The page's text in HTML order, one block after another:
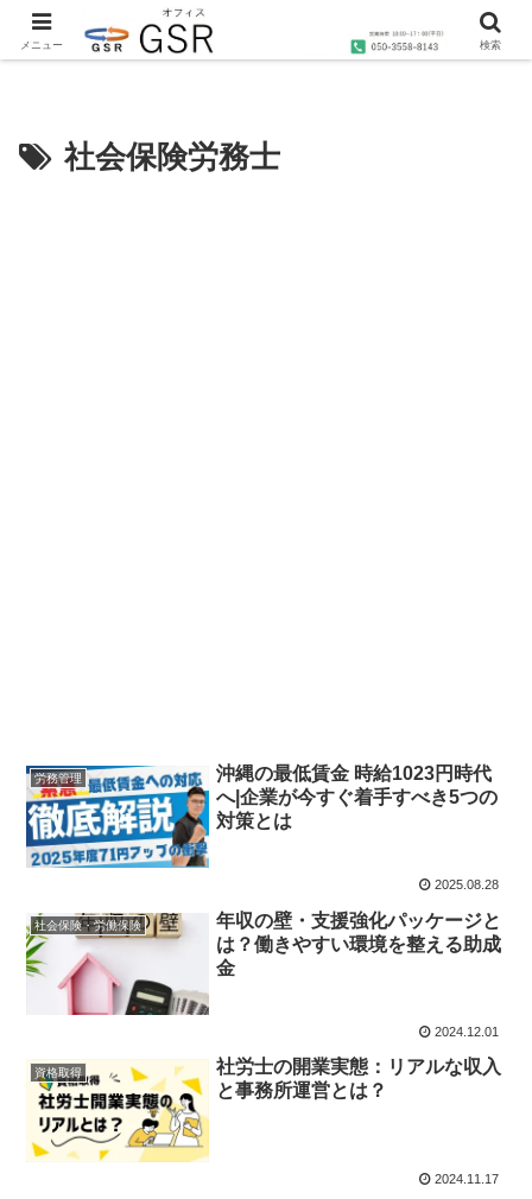
沖縄の社労士・行政書士・1級FP技能士によるコンサルティングならオフィス
社会保険労務士
労務管理
沖縄の最低賃金 時給1023円時代
へ|企業が今すぐ着手すべき5つの
対策とは
2025.08.28
社会保険・労働保険
年収の壁・支援強化パッケージと
は？働きやすい環境を整える助成
金
2024.12.01
資格取得
社労士の開業実態：リアルな収入
と事務所運営とは？
2024.11.17
メニュー 検索